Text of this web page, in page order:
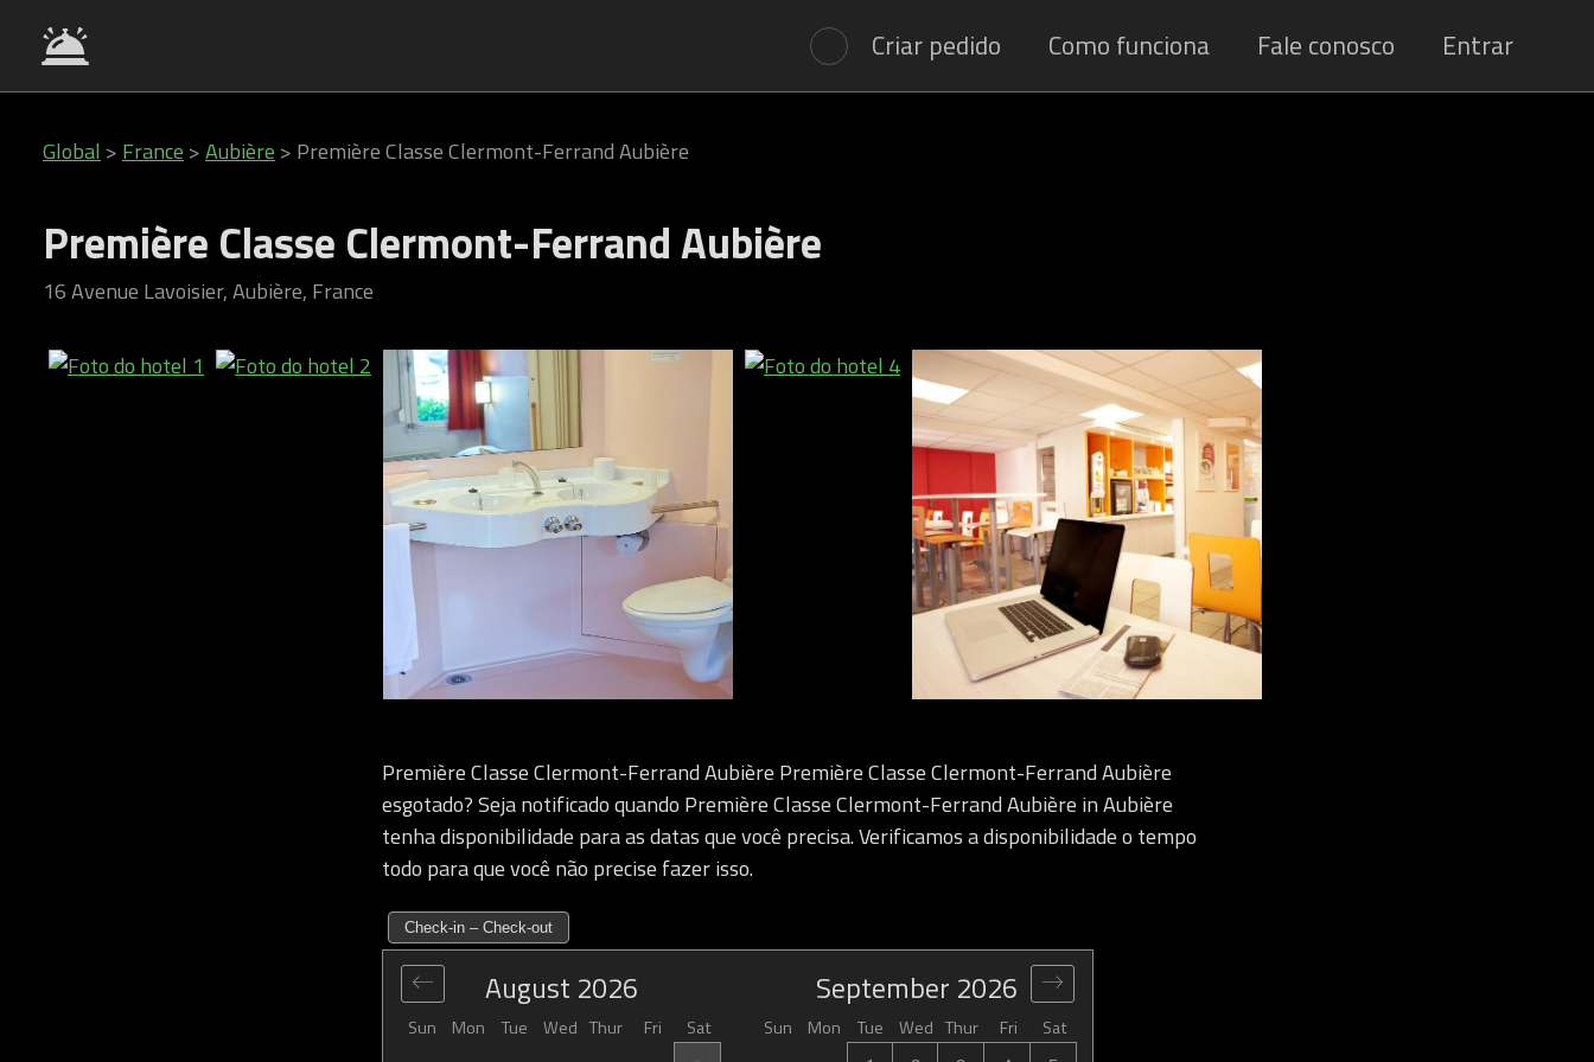
Criar pedido Como funciona Fale conosco Entrar
Global > France >Aubière > Première Classe Clermont-Ferrand Aubière
Première Classe Clermont-Ferrand Aubière
16 Avenue Lavoisier, Aubière, France
Première Classe Clermont-Ferrand Aubière Première Classe Clermont-Ferrand Aubière
esgotado? Seja notificado quando Première Classe Clermont-Ferrand Aubière in Aubière
tenha disponibilidade para as datas que você precisa. Verificamos a disponibilidade o tempo
todo para que você não precise fazer isso.
Check-in – Check-out
Sun Mon Tue Wed Thur Fri Sat Sun Mon Tue Wed Thur Fri Sat
August 2026 September 2026